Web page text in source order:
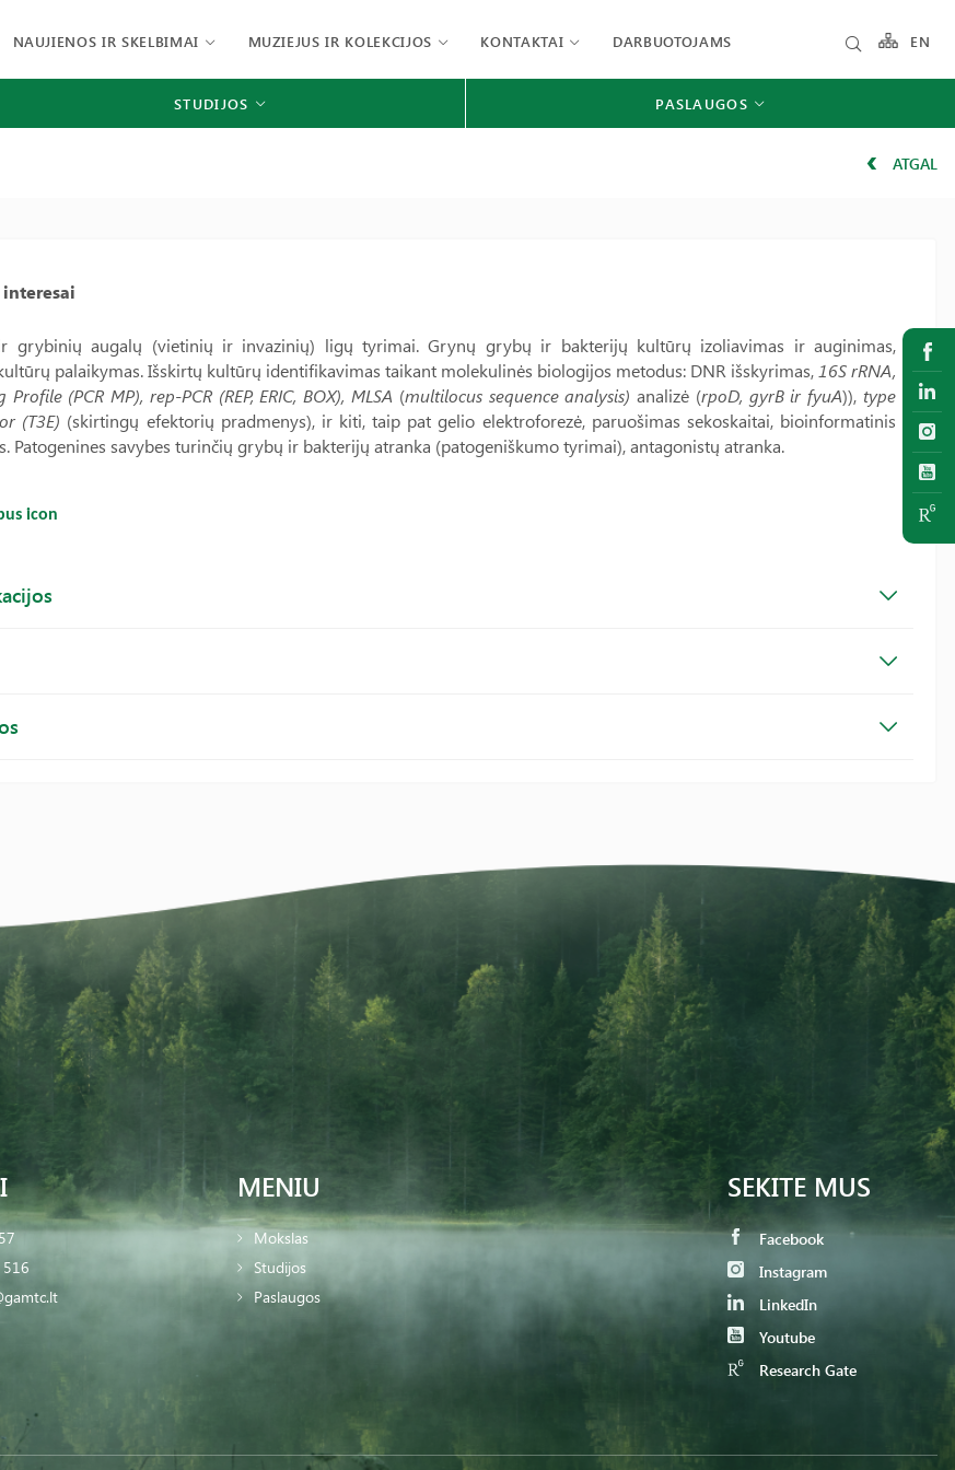
NAUJIENOS IR SKELBIMAI MUZIEJUS IR KOLEKCIJOS KONTAKTAI DARBUOTOJAMS EN
STUDIJOS PASLAUGOS
ATGAL
grybinių augalų (vietinių ir invazinių) ligų tyrimai. Grynų grybų ir bakterijų kultūrų izoliavimas ir auginimas,
palaikymas. Išskirtų kultūrų identifikavimas taikant molekulinės biologijos metodus: DNR išskyrimas, 16S rRNA,
Profile (PCR MP), rep-PCR (REP, ERIC, BOX), MLSA (multilocus sequence analysis) analizė (rpoD, gyrB ir fyuA)), type
(T3E) (skirtingų efektorių pradmenys), ir kiti, taip pat gelio elektroforezė, paruošimas sekoskaitai, bioinformatinis
Patogenines savybes turinčių grybų ir bakterijų atranka (patogeniškumo tyrimai), antagonistų atranka.
MENIU
Mokslas
Studijos
Paslaugos
SEKITE MUS
Facebook
Instagram
LinkedIn
Youtube
Research Gate